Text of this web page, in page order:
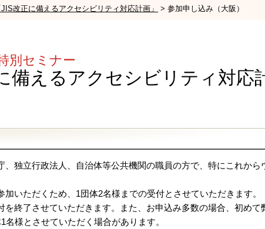
改正に備えるアクセシビリティ対応計画」 > 参加申し込み（大阪）
別セミナー
備えるアクセシビリティ対応
、独立行政法人、自治体等公共機関の職員の方で、特にこれか
加いただくため、1団体2名様までの受付とさせていただきます。
を終了させていただきます。また、お申込み多数の場合、初め
名様とさせていただく場合があります。